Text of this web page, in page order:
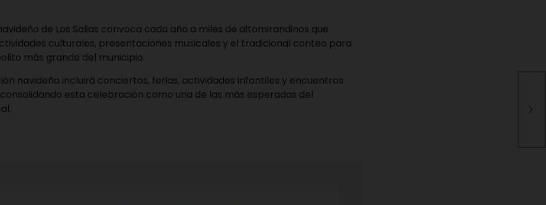
de Los Salias convoca cada año a miles de altomirandinos que
culturales, presentaciones musicales y el tradicional conteo para
más grande del municipio.
navideña incluirá conciertos, ferias, actividades infantiles y encuentros
esta celebración como una de las más esperadas del